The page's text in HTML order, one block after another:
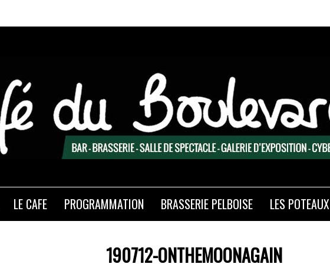
LE CAFE PROGRAMMATION BRASSERIE PELBOISE LES POTEAUX
190712-ONTHEMOONAGAIN